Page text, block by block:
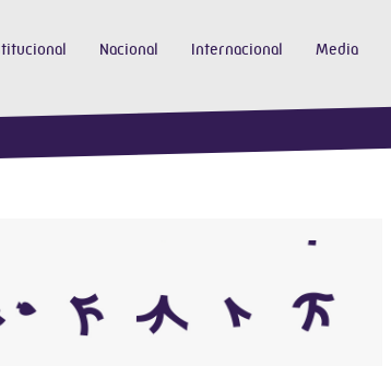
Nacional Internacional Media